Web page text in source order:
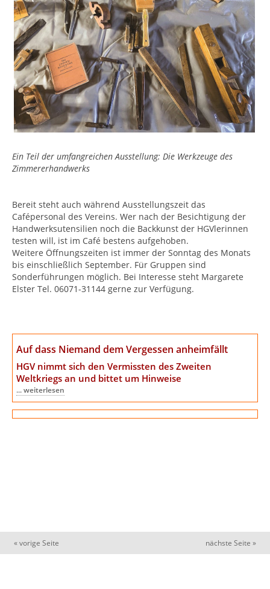
Ein Teil der umfangreichen Ausstellung: Die Werkzeuge des
Zimmererhandwerks
Bereit steht auch während Ausstellungszeit das
Cafépersonal des Vereins. Wer nach der Besichtigung der
Handwerksutensilien noch die Backkunst der HGVlerinnen
testen will, ist im Café bestens aufgehoben.
Weitere Öffnungszeiten ist immer der Sonntag des Monats
bis einschließlich September. Für Gruppen sind
Sonderführungen möglich. Bei Interesse steht Margarete
Elster Tel. 06071-31144 gerne zur Verfügung.
Auf dass Niemand dem Vergessen anheimfällt
HGV nimmt sich den Vermissten des Zweiten
Weltkriegs an und bittet um Hinweise
... weiterlesen
« vorige Seite nächste Seite »